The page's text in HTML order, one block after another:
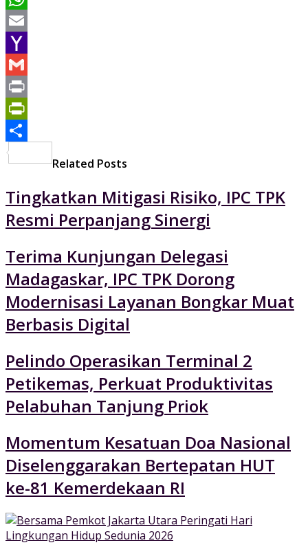
WhatsApp
Email
Yahoo
Mail
Gmail
Print
PrintFriendly
Related Posts
Tingkatkan Mitigasi Risiko, IPC TPK
Resmi Perpanjang Sinergi
Terima Kunjungan Delegasi
Madagaskar, IPC TPK Dorong
Modernisasi Layanan Bongkar Muat
Berbasis Digital
Pelindo Operasikan Terminal 2
Petikemas, Perkuat Produktivitas
Pelabuhan Tanjung Priok
Momentum Kesatuan Doa Nasional
Diselenggarakan Bertepatan HUT
ke-81 Kemerdekaan RI